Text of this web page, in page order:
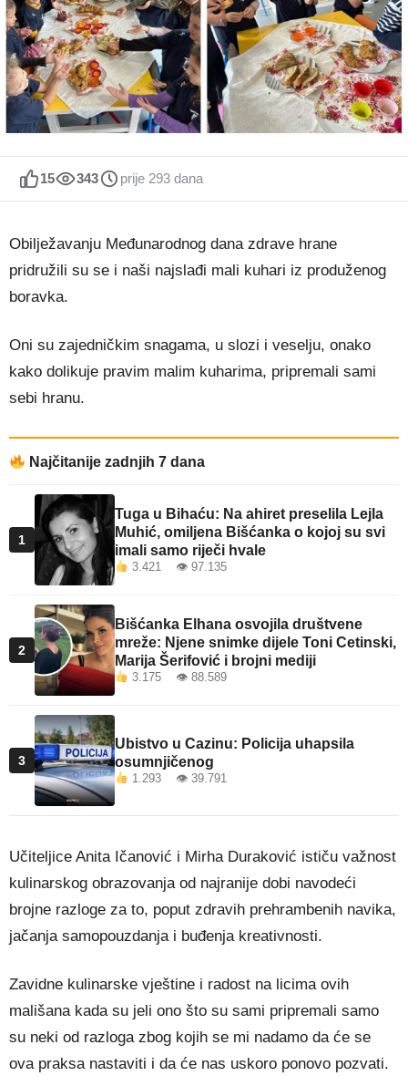
15 343 prije 293 dana
Obilježavanju Međunarodnog dana zdrave hrane
pridružili su se i naši najslađi mali kuhari iz produženog
boravka.
Oni su zajedničkim snagama, u slozi i veselju, onako
kako dolikuje pravim malim kuharima, pripremali sami
sebi hranu.
Najčitanije zadnjih 7 dana
1
Tuga u Bihaću: Na ahiret preselila Lejla
Muhić, omiljena Bišćanka o kojoj su svi
imali samo riječi hvale
3.421 👁 97.135
2
Bišćanka Elhana osvojila društvene
mreže: Njene snimke dijele Toni Cetinski,
Marija Šerifović i brojni mediji
3.175 👁 88.589
3
Ubistvo u Cazinu: Policija uhapsila
osumnjičenog
1.293 👁 39.791
Učiteljice Anita Ičanović i Mirha Duraković ističu važnost
kulinarskog obrazovanja od najranije dobi navodeći
brojne razloge za to, poput zdravih prehrambenih navika,
jačanja samopouzdanja i buđenja kreativnosti.
Zavidne kulinarske vještine i radost na licima ovih
mališana kada su jeli ono što su sami pripremali samo
su neki od razloga zbog kojih se mi nadamo da će se
ova praksa nastaviti i da će nas uskoro ponovo pozvati.